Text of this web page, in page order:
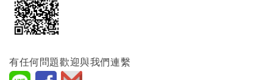
有任何問題歡迎與我們連繫